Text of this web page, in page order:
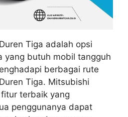
Tiga adalah opsi
yang butuh mobil tangguh
berbagai rute
Tiga. Mitsubishi
terbaik yang
penggunanya dapat